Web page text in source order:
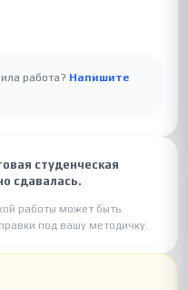
работа? Напишите
студенческая
сдавалась.
работы может быть
под вашу методичку.